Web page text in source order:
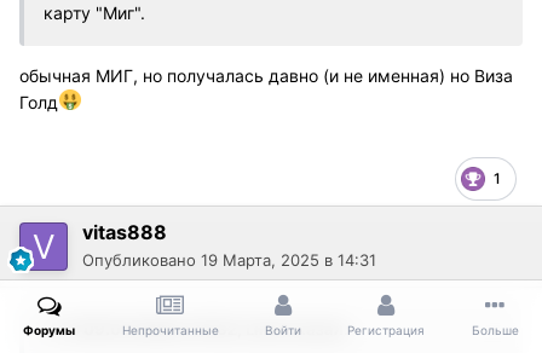
карту "Миг".
обычная МИГ, но получалась давно (и не именная) но Виза
Голд
1
vitas888
Опубликовано 19 Марта, 2025 в 14:31
В 09.03.2025 в 16:32, Linelсказал:
Форумы Непрочитанные Войти Регистрация Больше